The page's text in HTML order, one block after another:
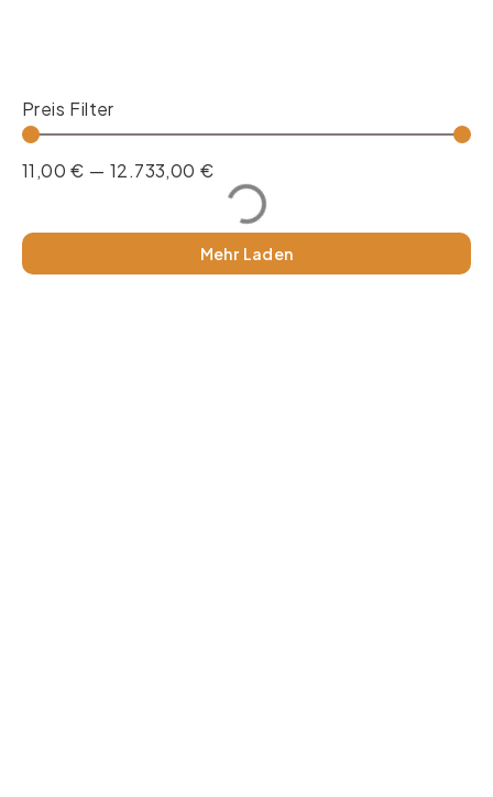
Preis Filter
11,00 € —12.733,00 €
Mehr Laden